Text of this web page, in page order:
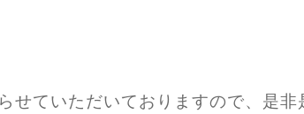
せていただいておりますので、是非